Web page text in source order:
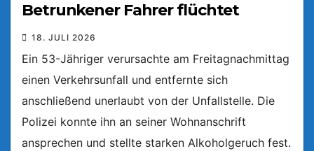
Betrunkener Fahrer flüchtet
18. JULI 2026
Ein 53-Jähriger verursachte am Freitagnachmittag
einen Verkehrsunfall und entfernte sich
anschließend unerlaubt von der Unfallstelle. Die
Polizei konnte ihn an seiner Wohnanschrift
ansprechen und stellte starken Alkoholgeruch fest.